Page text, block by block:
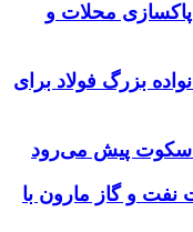
پاکسازی محلات و
بزرگ فولاد برای
سکوت پیش می‌رود
و گاز مارون با